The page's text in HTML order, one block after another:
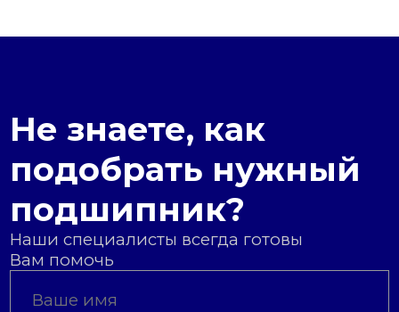
Не знаете, как
подобрать нужный
подшипник?
Наши специалисты всегда готовы
Вам помочь